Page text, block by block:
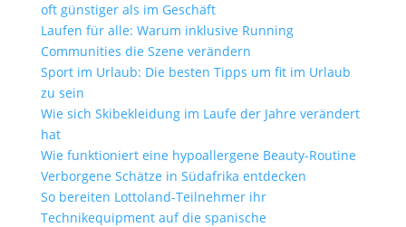
oft günstiger als im Geschäft
Laufen für alle: Warum inklusive Running
Communities die Szene verändern
Sport im Urlaub: Die besten Tipps um fit im Urlaub
zu sein
Wie sich Skibekleidung im Laufe der Jahre verändert
hat
Wie funktioniert eine hypoallergene Beauty-Routine
Verborgene Schätze in Südafrika entdecken
So bereiten Lottoland-Teilnehmer ihr
Technikequipment auf die spanische